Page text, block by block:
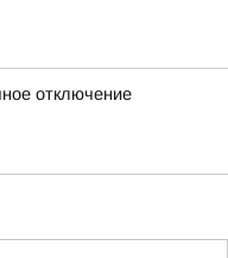
отключение